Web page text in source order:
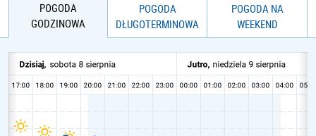
POGODA
GODZINOWA
POGODA
DŁUGOTERMINOWA
POGODA NA
WEEKEND